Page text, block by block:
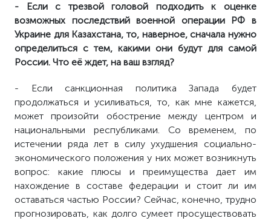
- Если с трезвой головой подходить к оценке
возможных последствий военной операции РФ в
Украине для Казахстана, то, наверное, сначала нужно
определиться с тем, какими они будут для самой
России. Что её ждет, на ваш взгляд?
- Если санкционная политика Запада будет
продолжаться и усиливаться, то, как мне кажется,
может произойти обострение между центром и
национальными республиками. Со временем, по
истечении ряда лет в силу ухудшения социально-
экономического положения у них может возникнуть
вопрос: какие плюсы и преимущества дает им
нахождение в составе федерации и стоит ли им
оставаться частью России? Сейчас, конечно, трудно
прогнозировать, как долго сумеет просуществовать